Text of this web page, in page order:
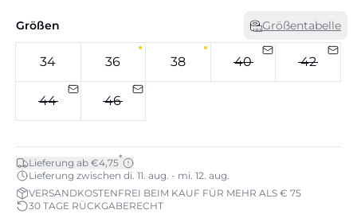
Größen Größentabelle
34 36 38 40 42
44 46
Lieferung ab €4,75*
Lieferung zwischen di. 11. aug. - mi. 12. aug.
VERSANDKOSTENFREI BEIM KAUF FÜR MEHR ALS € 75
30 TAGE RÜCKGABERECHT